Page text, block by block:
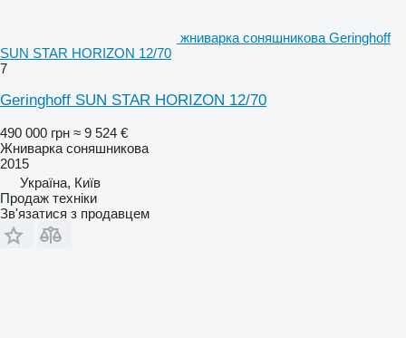
жниварка соняшникова Geringhoff
SUN STAR HORIZON 12/70
7
Geringhoff SUN STAR HORIZON 12/70
490 000 грн ≈ 9 524 €
Жниварка соняшникова
2015
Україна, Київ
Продаж техніки
Зв'язатися з продавцем